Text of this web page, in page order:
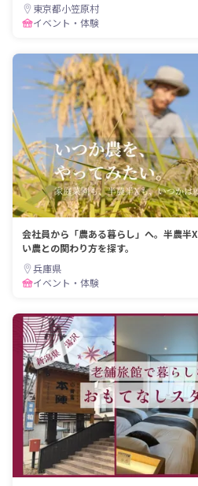
東京都小笠原村
イベント・体験
会社員から「農ある暮らし」へ。半農半
い農との関わり方を探す。
兵庫県
イベント・体験